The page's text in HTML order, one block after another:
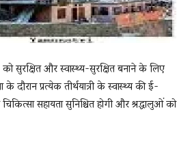
को सुरक्षित और स्वास्थ्य-सुरक्षित बनाने के लिए
दौरान प्रत्येक तीर्थयात्री के स्वास्थ्य की ई-
सहायता सुनिश्चित होगी और श्रद्धालुओं को